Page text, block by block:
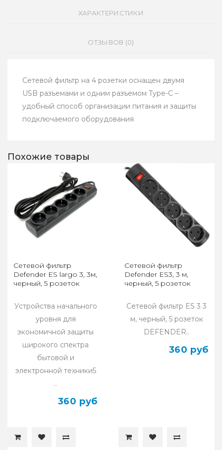
ХАРАКТЕРИСТИКИ
ОТЗЫВОВ (0)
Сетевой фильтр на 4 розетки оснащен двумя
USB разъемами и одним разъемом Type-C –
удобный способ организации питания и защиты
подключаемого оборудования
Похожие товары
Сетевой фильтр
Defender ES largo 3, 3м,
черный, 5 розеток
Устройства начального
уровня для
экономичной защиты
широкого спектра
бытовой и
электронной техники5
..
360 руб
Сетевой фильтр
Defender ES3, 3 м,
черный, 5 розеток
Сетевой фильтр ES 3 3
м, черный, 5 розеток
DEFENDER..
360 руб